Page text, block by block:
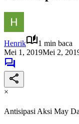
Henrik
1 min baca
Mei 1, 2019Mei 2,
×
Antisipasi Aksi May